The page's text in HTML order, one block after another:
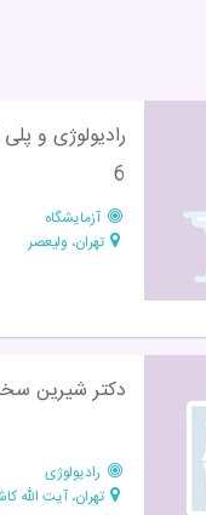
رادیولوژی و
6
آزمایشگاه
تهران، ولیعصر
دکتر شیرین
رادیولوژی
تهران، آیت الله